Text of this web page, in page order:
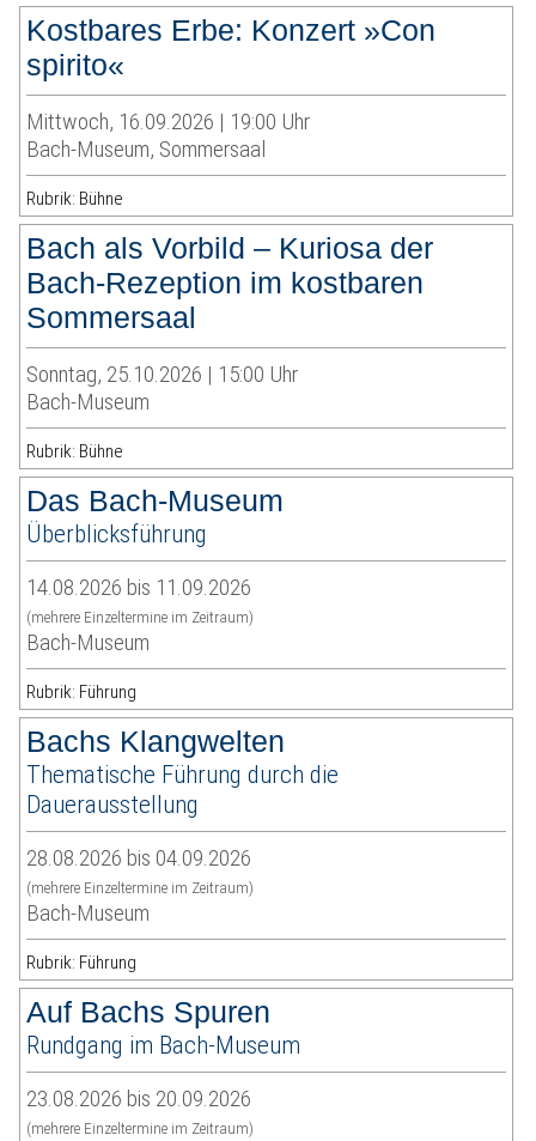
Kostbares Erbe: Konzert »Con
spirito«
Mittwoch, 16.09.2026 | 19:00 Uhr
Bach-Museum, Sommersaal
Rubrik: Bühne
Bach als Vorbild – Kuriosa der
Bach-Rezeption im kostbaren
Sommersaal
Sonntag, 25.10.2026 | 15:00 Uhr
Bach-Museum
Rubrik: Bühne
Das Bach-Museum
Überblicksführung
14.08.2026 bis 11.09.2026
(mehrere Einzeltermine im Zeitraum)
Bach-Museum
Rubrik: Führung
Bachs Klangwelten
Thematische Führung durch die
Dauerausstellung
28.08.2026 bis 04.09.2026
(mehrere Einzeltermine im Zeitraum)
Bach-Museum
Rubrik: Führung
Auf Bachs Spuren
Rundgang im Bach-Museum
23.08.2026 bis 20.09.2026
(mehrere Einzeltermine im Zeitraum)